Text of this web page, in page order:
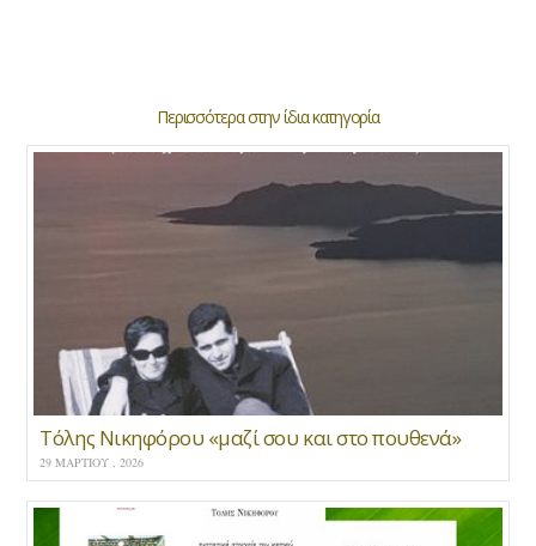
Περισσότερα στην ίδια κατηγορία
Τόλης Νικηφόρου «μαζί σου και στο πουθενά»
29 ΜΑΡΤΊΟΥ , 2026